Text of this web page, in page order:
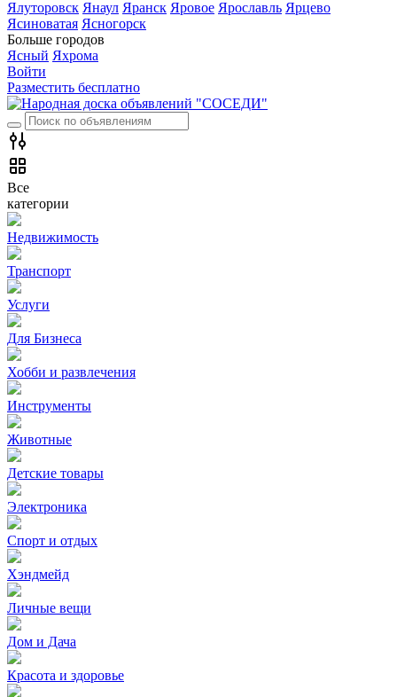
Ялуторовск Янаул Яранск Яровое Ярославль Ярцево
Ясиноватая Ясногорск
Больше городов
Ясный Яхрома
Войти
Разместить бесплатно
Все
категории
Недвижимость
Транспорт
Услуги
Для Бизнеса
Хобби и развлечения
Инструменты
Животные
Детские товары
Электроника
Спорт и отдых
Хэндмейд
Личные вещи
Дом и Дача
Красота и здоровье